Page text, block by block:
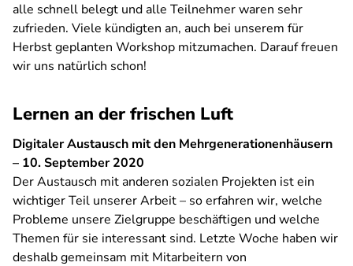
alle schnell belegt und alle Teilnehmer waren sehr
zufrieden. Viele kündigten an, auch bei unserem für
Herbst geplanten Workshop mitzumachen. Darauf freuen
wir uns natürlich schon!
Lernen an der frischen Luft
Digitaler Austausch mit den Mehrgenerationenhäusern
– 10. September 2020
Der Austausch mit anderen sozialen Projekten ist ein
wichtiger Teil unserer Arbeit – so erfahren wir, welche
Probleme unsere Zielgruppe beschäftigen und welche
Themen für sie interessant sind. Letzte Woche haben wir
deshalb gemeinsam mit Mitarbeitern von